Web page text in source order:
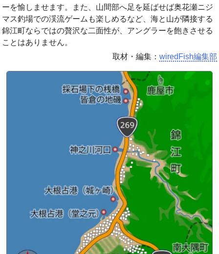
ーを愉しませます。また、山間部へ足を延ばせば奥花瀬ニジ
マス釣場での渓流ゲームも楽しめるなど、海と山が隣接する
錦江町ならではの贅沢な二面性が、アングラーを飽きさせる
ことはありません。
取材・編集： wiredFish編集部